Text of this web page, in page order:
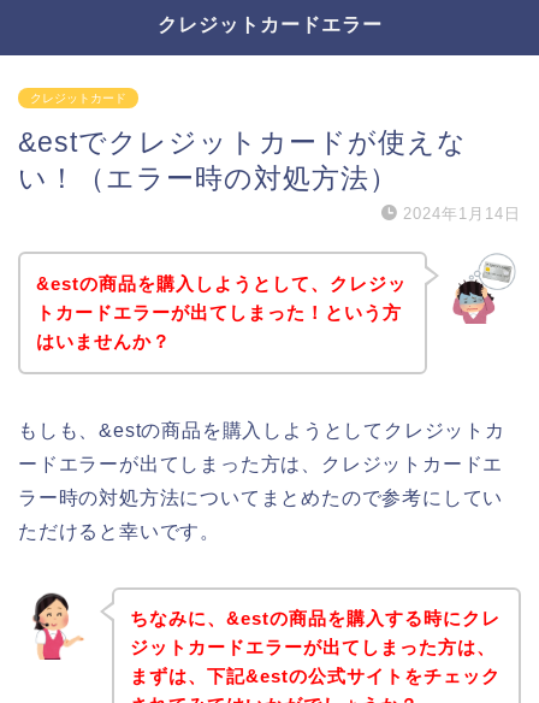
クレジットカードエラー
クレジットカード
&estでクレジットカードが使えな
い！（エラー時の対処方法）
2024年1月14日
&estの商品を購入しようとして、クレジッ
トカードエラーが出てしまった！という方
はいませんか？
もしも、&estの商品を購入しようとしてクレジットカ
ードエラーが出てしまった方は、クレジットカードエ
ラー時の対処方法についてまとめたので参考にしてい
ただけると幸いです。
ちなみに、&estの商品を購入する時にクレ
ジットカードエラーが出てしまった方は、
まずは、下記&estの公式サイトをチェック